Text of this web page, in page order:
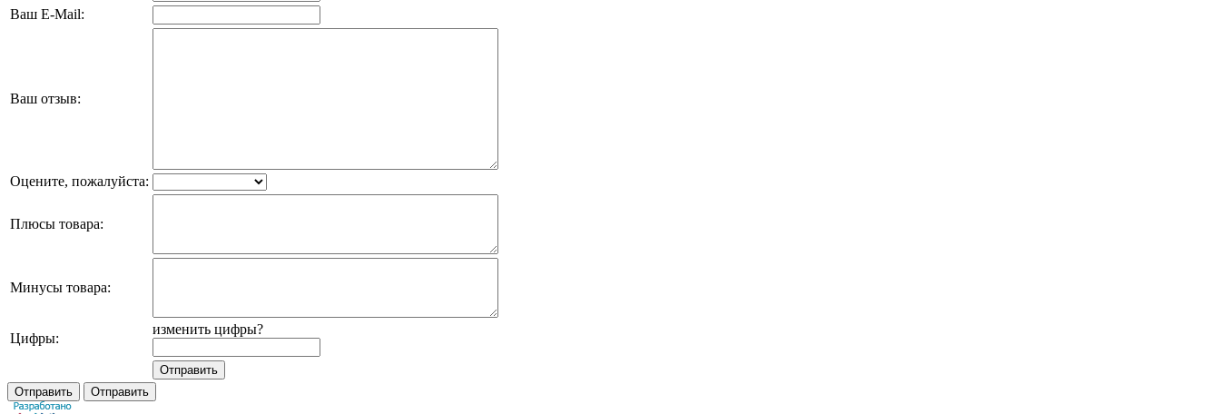
Ваш E-Mail:
Ваш отзыв:
Оцените, пожалуйста:
Плюсы товара:
Минусы товара:
Цифры:
изменить цифры?